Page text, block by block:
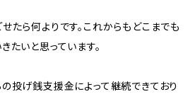
たら何よりです。これからもどこまでも
たいと思っています。
投げ銭支援金によって継続できており